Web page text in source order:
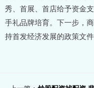
秀、首展、首店给予资金
手礼品牌培育。下一步，
持首发经济发展的政策文